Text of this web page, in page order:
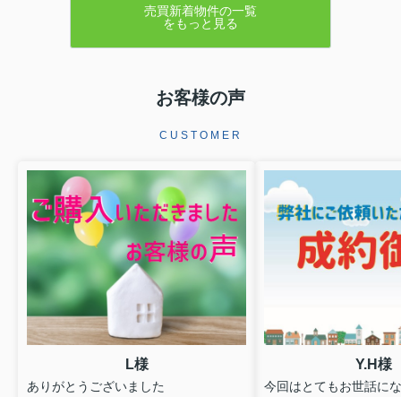
でき大変嬉しく思っております。リフ
ォームでお時間を頂き恐縮ではご...
売買新着物件の一覧
をもっと見る
お客様の声
CUSTOMER
L様
ありがとうございました
Y.H様
今回はとてもお世話に